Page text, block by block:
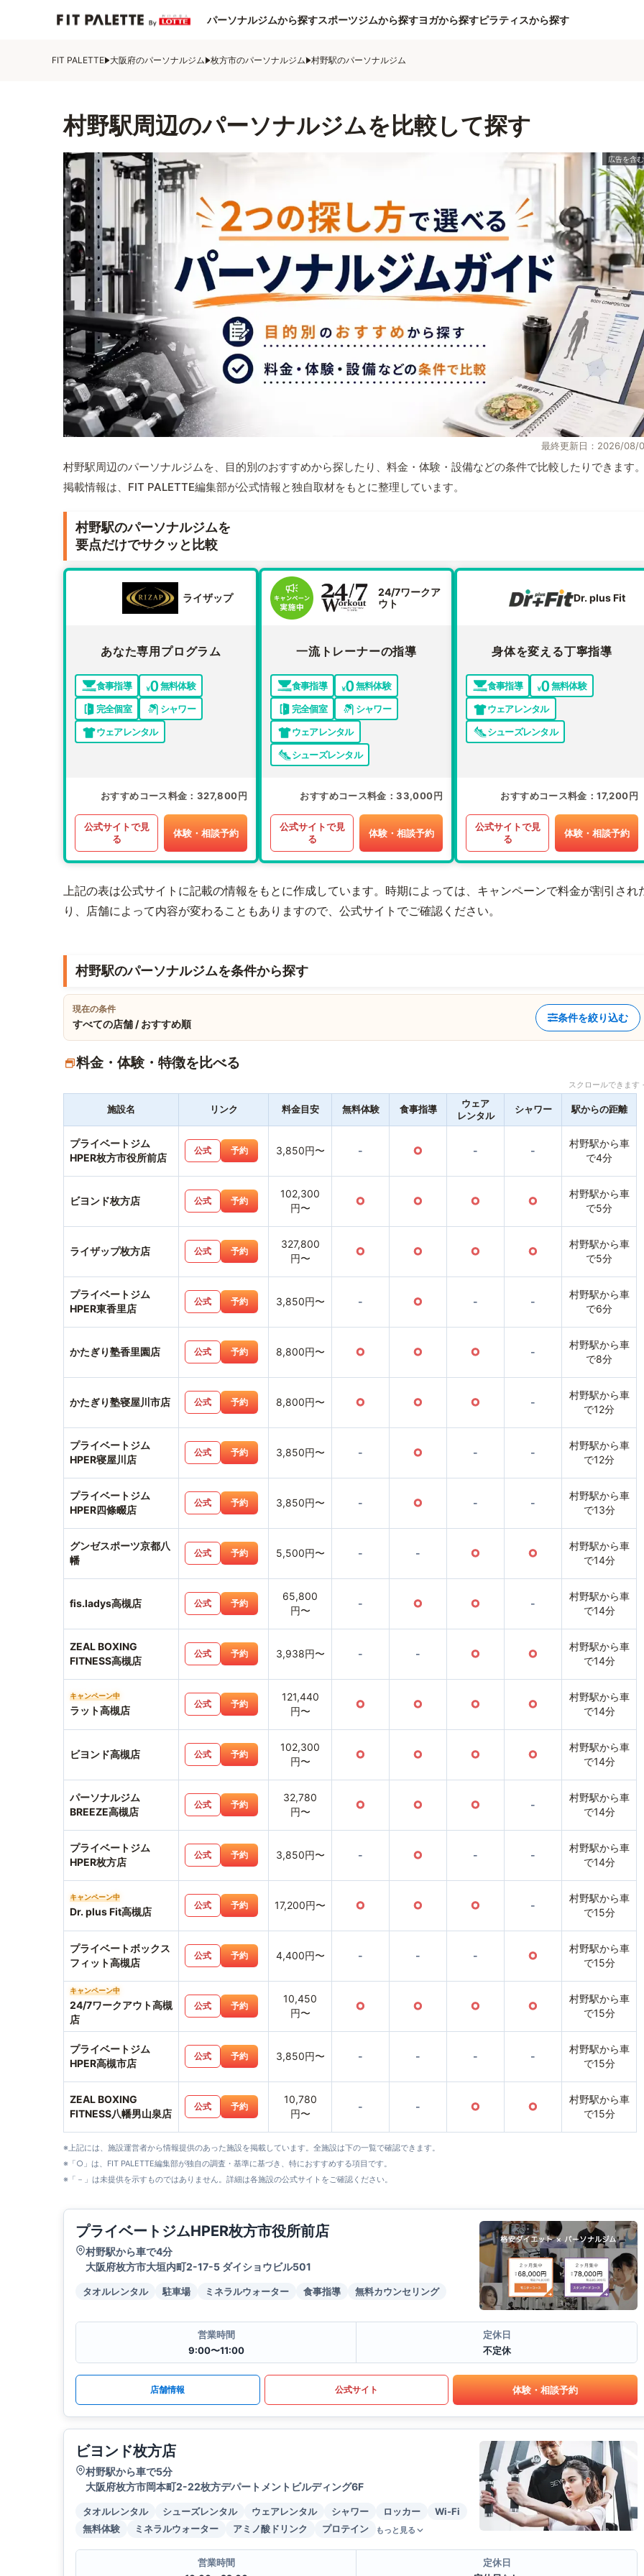
パーソナルジムから探すスポーツジムから探すヨガから探すピラティスから探す
FIT PALETTE 大阪府のパーソナルジム 枚方市のパーソナルジム 村野駅のパーソナルジム
村野駅周辺のパーソナルジムを比較して探す
最終更新日：2026/08/
村野駅周辺のパーソナルジムを、目的別のおすすめから探したり、料金・体験・設備などの条件で比較したりできます
掲載情報は、FIT PALETTE編集部が公式情報と独自取材をもとに整理しています。
村野駅のパーソナルジムを
要点だけでサクッと比較
ライザップ
あなた専用プログラム
食事指導
無料体験
完全個室
シャワー
ウェアレンタル
おすすめコース料金 327,800円
公式サイトで見
る
体験・相談予約
24/7ワークア
ウト
一流トレーナーの指導
食事指導
無料体験
完全個室
シャワー
ウェアレンタル
シューズレンタル
おすすめコース料金 33,000円
公式サイトで見
る
体験・相談予約
Dr. plus Fit
身体を変える丁寧指導
食事指導
無料体験
ウェアレンタル
シューズレンタル
おすすめコース料金 17,200円
公式サイトで見
る
体験・相談予約
上記の表は公式サイトに記載の情報をもとに作成しています。時期によっては、キャンペーンで料金が割引され
り、店舗によって内容が変わることもありますので、公式サイトでご確認ください。
村野駅のパーソナルジムを条件から探す
現在の条件
すべての店舗 / おすすめ順
条件を絞り込む
料金・体験・特徴を比べる
スクロールできま
施設名 リンク 料金目安 無料体験 食事指導
ウェア
レンタル
シャワー 駅からの距離
プライベートジム
HPER枚方市役所前店
公式 予約 3,850円〜 - ○ - -
村野駅から車
で4分
ビヨンド枚方店 公式 予約
102,300
円〜
○ ○ ○ ○
村野駅から車
で5分
ライザップ枚方店 公式 予約
327,800
円〜
○ ○ ○ ○
村野駅から車
で5分
プライベートジム
HPER東香里店
公式 予約 3,850円〜 - ○ - -
村野駅から車
で6分
かたぎり塾香里園店 公式 予約 8,800円〜 ○ ○ ○ -
村野駅から車
で8分
かたぎり塾寝屋川市店 公式 予約 8,800円〜 ○ ○ ○ -
村野駅から車
で12分
プライベートジム
HPER寝屋川店
公式 予約 3,850円〜 - ○ - -
村野駅から車
で12分
プライベートジム
HPER四條畷店
公式 予約 3,850円〜 - ○ - -
村野駅から車
で13分
グンゼスポーツ京都八
幡
公式 予約 5,500円〜 - - ○ ○
村野駅から車
で14分
fis.ladys高槻店 公式 予約
65,800
円〜
- ○ ○ -
村野駅から車
で14分
ZEAL BOXING
FITNESS高槻店
公式 予約 3,938円〜 - - ○ ○
村野駅から車
で14分
キャンペーン中
ラット高槻店
公式 予約
121,440
円〜
○ ○ ○ ○
村野駅から車
で14分
ビヨンド高槻店 公式 予約
102,300
円〜
○ ○ ○ ○
村野駅から車
で14分
パーソナルジム
BREEZE高槻店
公式 予約
32,780
円〜
○ ○ ○ -
村野駅から車
で14分
プライベートジム
HPER枚方店
公式 予約 3,850円〜 - ○ - -
村野駅から車
で14分
キャンペーン中
Dr. plus Fit高槻店
公式 予約 17,200円〜 ○ ○ ○ -
村野駅から車
で15分
プライベートボックス
フィット高槻店
公式 予約 4,400円〜 - - - ○
村野駅から車
で15分
キャンペーン中
24/7ワークアウト高槻
店
公式 予約
10,450
円〜
○ ○ ○ ○
村野駅から車
で15分
プライベートジム
HPER高槻市店
公式 予約 3,850円〜 - - - -
村野駅から車
で15分
ZEAL BOXING
FITNESS八幡男山泉店
公式 予約
10,780
円〜
- - ○ ○
村野駅から車
で15分
※上記には、施設運営者から情報提供のあった施設を掲載しています。全施設は下の一覧で確認できます。
※「○」は、FIT PALETTE編集部が独自の調査・基準に基づき、特におすすめする項目です。
※「－」は未提供を示すものではありません。詳細は各施設の公式サイトをご確認ください。
プライベートジムHPER枚方市役所前店
村野駅から車で4分
大阪府枚方市大垣内町2-17-5 ダイショウビル501
タオルレンタル 駐車場 ミネラルウォーター 食事指導 無料カウンセリング
営業時間
9:00〜11:00
定休日
不定休
店舗情報 公式サイト 体験・相談予約
ビヨンド枚方店
村野駅から車で5分
大阪府枚方市岡本町2-22枚方デパートメントビルディング6F
タオルレンタル シューズレンタル ウェアレンタル シャワー ロッカー
Wi-Fi
無料体験
ミネラルウォーター アミノ酸ドリンク プロテイン もっと見る
営業時間
定休日